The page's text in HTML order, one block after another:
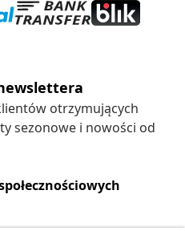
otrzymujących
sezonowe i nowości od